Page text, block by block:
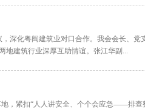
深化粤闽建筑业对口合作。我会会长、党
地建筑行业深厚互助情谊。张江华副...
，紧扣“人人讲安全、个个会应急——排查